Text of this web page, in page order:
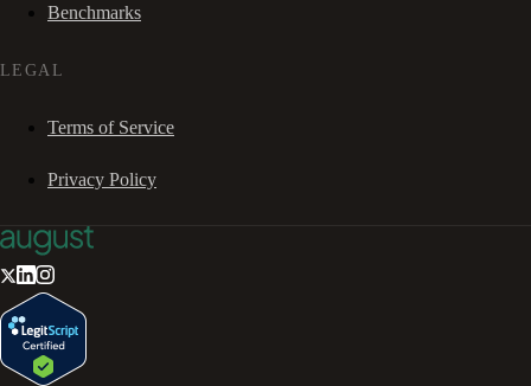
Benchmarks
LEGAL
Terms of Service
Privacy Policy